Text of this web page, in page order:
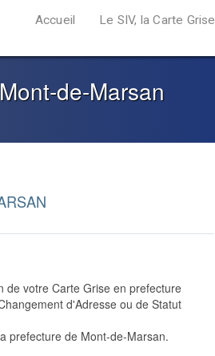
Accueil Le SIV, la Carte Grise
de-Marsan
de votre Carte Grise en prefecture
d'Adresse ou de Statut
prefecture de Mont-de-Marsan.